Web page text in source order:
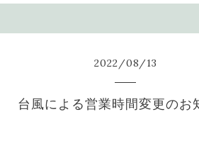
2022/08/13
台風による営業時間変更のお